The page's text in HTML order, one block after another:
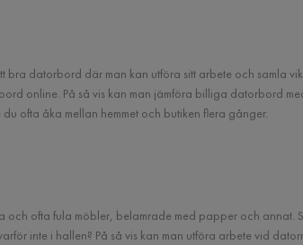
datorbord där man kan utföra sitt arbete och samla
online. På så vis kan man jämföra billiga datorbord
ofta åka mellan hemmet och butiken flera gånger.
ofta fula möbler, belamrade med papper och annat.
inte i hallen? På så vis kan man utföra arbete vid